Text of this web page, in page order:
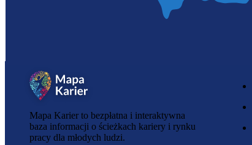
Mapa Karier to bezpłatna i interaktywna
baza informacji o ścieżkach kariery i rynku
pracy dla młodych ludzi.